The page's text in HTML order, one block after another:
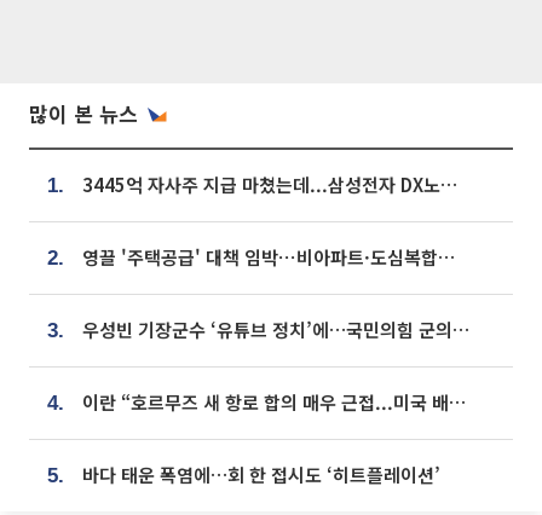
많이 본 뉴스
1. 3445억 자사주 지급 마쳤는데...삼성전자 DX노조, 뒤늦은 '떼쓰기 집회'
2. 영끌 '주택공급' 대책 임박⋯비아파트·도심복합까지 총동원
3. 우성빈 기장군수 ‘유튜브 정치’에…국민의힘 군의원들 집단 반발
4. 이란 “호르무즈 새 항로 합의 매우 근접...미국 배상 먼저”
5. 바다 태운 폭염에…회 한 접시도 ‘히트플레이션’